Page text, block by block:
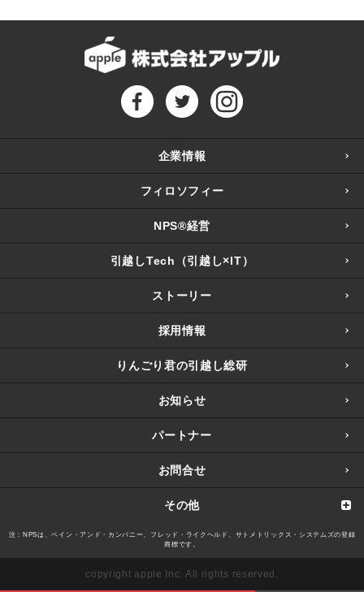
企業情報
フィロソフィー
NPS®経営
引越しTech（引越し×IT）
ストーリー
採用情報
りんごり君の引越し総研
お知らせ
パートナー
お問合せ
その他
注：NPSは、ベイン・アンド・カンパニー、フレッド・ライクヘルド、サトメトリックス・システムズの登録
商標です。
copyright apple Inc. All rights reserved.